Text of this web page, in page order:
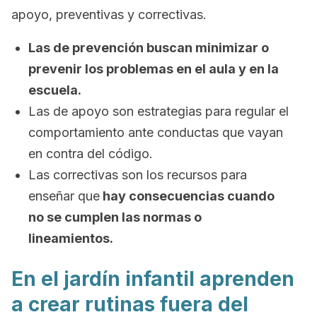
apoyo, preventivas y correctivas.
Las de prevención buscan minimizar o
prevenir los problemas en el aula y en la
escuela.
Las de apoyo son estrategias para regular el
comportamiento ante conductas que vayan
en contra del código.
Las correctivas son los recursos para
enseñar que hay consecuencias cuando
no se cumplen las normas o
lineamientos.
En el jardín infantil aprenden
a crear rutinas fuera del